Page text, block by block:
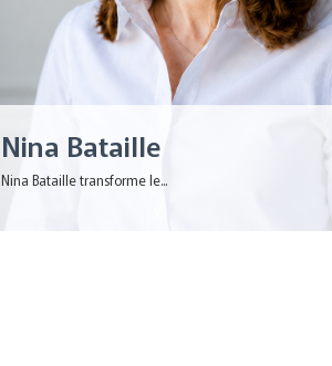
Nina Bataille
Nina Bataille transforme le...